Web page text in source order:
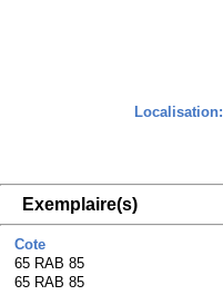
Localisation:
Exemplaire(s)
Cote
65 RAB 85
65 RAB 85